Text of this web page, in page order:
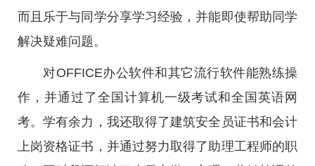
而且乐于与同学分享学习经验，并能即使帮助同学
解决疑难问题。
对OFFICE办公软件和其它流行软件能熟练操
作，并通过了全国计算机一级考试和全国英语网
考。学有余力，我还取得了建筑安全员证书和会计
上岗资格证书，并通过努力取得了助理工程师的职